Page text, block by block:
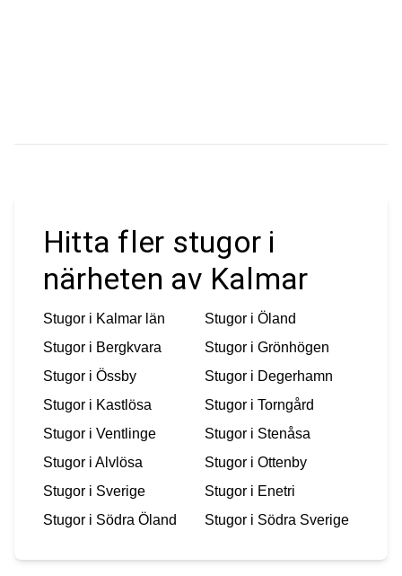
Hitta fler stugor i
närheten av Kalmar
Stugor i Kalmar län Stugor i Öland
Stugor i Bergkvara Stugor i Grönhögen
Stugor i Össby Stugor i Degerhamn
Stugor i Kastlösa Stugor i Torngård
Stugor i Ventlinge Stugor i Stenåsa
Stugor i Alvlösa Stugor i Ottenby
Stugor i Sverige Stugor i Enetri
Stugor i Södra Öland Stugor i Södra Sverige